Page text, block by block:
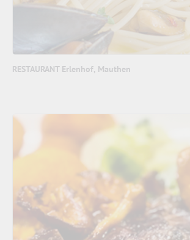
RESTAURANT Erlenhof, Mauthen